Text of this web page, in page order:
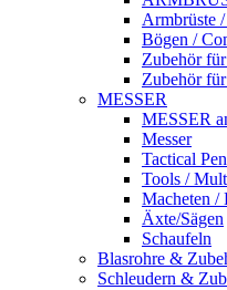
Armbrüste
Bögen /
Zubehör
Zubehör
MESSER
MESSER
Messer
Tactical
Tools /
Macheten /
Äxte/Sägen
Schaufeln
Blasrohre &
Schleudern &